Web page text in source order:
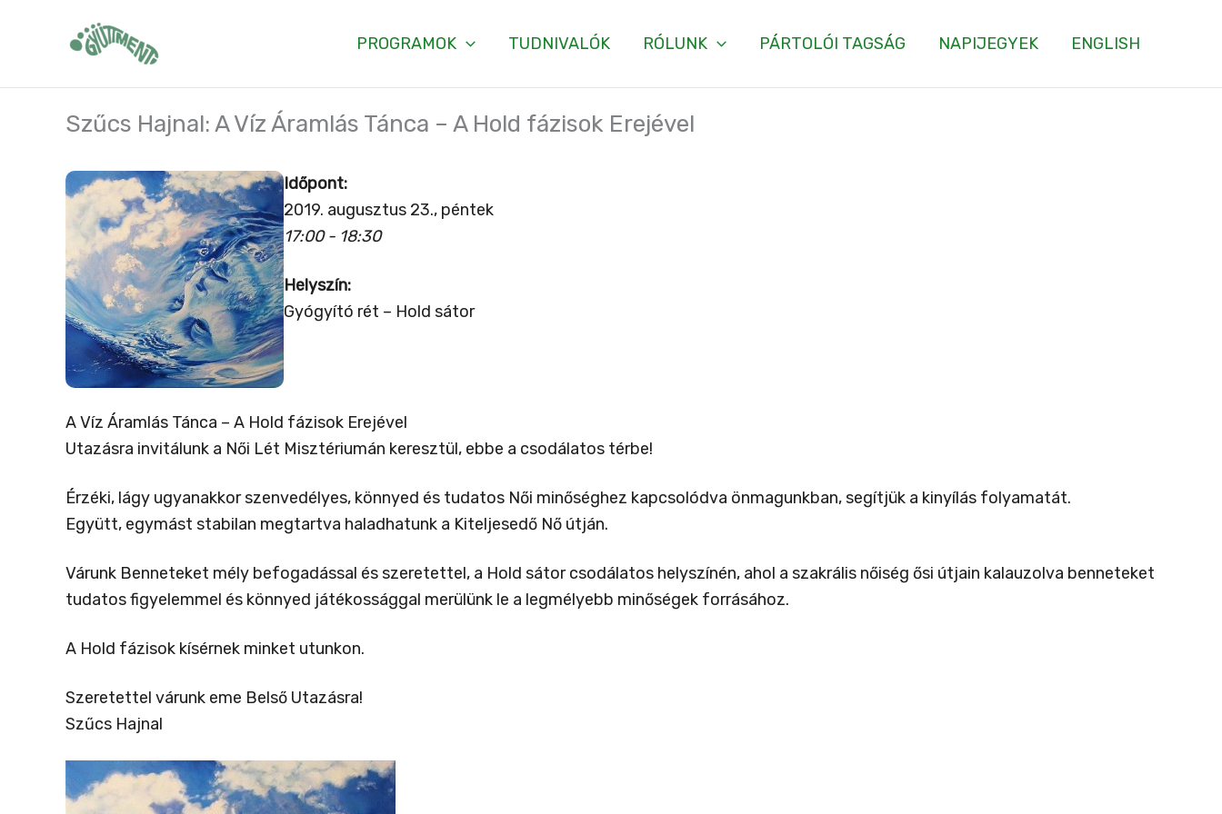
PROGRAMOK TUDNIVALÓK RÓLUNK PÁRTOLÓI TAGSÁG NAPIJEGYEK ENGLISH
Szűcs Hajnal: A Víz Áramlás Tánca – A Hold fázisok Erejével
Időpont:
2019. augusztus 23., péntek
17:00 - 18:30
Helyszín:
Gyógyító rét – Hold sátor
A Víz Áramlás Tánca – A Hold fázisok Erejével
Utazásra invitálunk a Női Lét Misztériumán keresztül, ebbe a csodálatos térbe!
Érzéki, lágy ugyanakkor szenvedélyes, könnyed és tudatos Női minőséghez kapcsolódva önmagunkban, segítjük a kinyílás folyamatát.
Együtt, egymást stabilan megtartva haladhatunk a Kiteljesedő Nő útján.
Várunk Benneteket mély befogadással és szeretettel, a Hold sátor csodálatos helyszínén, ahol a szakrális nőiség ősi útjain kalauzolva benneteket
tudatos figyelemmel és könnyed játékossággal merülünk le a legmélyebb minőségek forrásához.
A Hold fázisok kísérnek minket utunkon.
Szeretettel várunk eme Belső Utazásra!
Szűcs Hajnal